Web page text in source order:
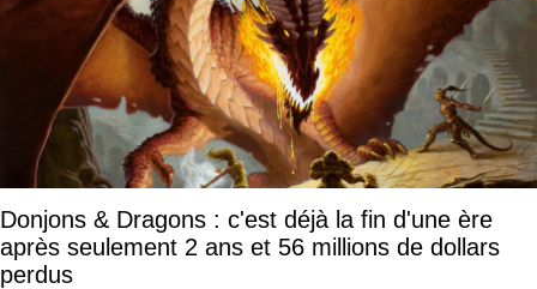
Donjons & Dragons : c'est déjà la fin d'une ère
après seulement 2 ans et 56 millions de dollars
perdus